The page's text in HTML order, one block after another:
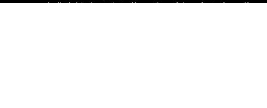
الاستثمار تحمل مخاطر، بما في ذلك خطر فقدان كامل المبلغ